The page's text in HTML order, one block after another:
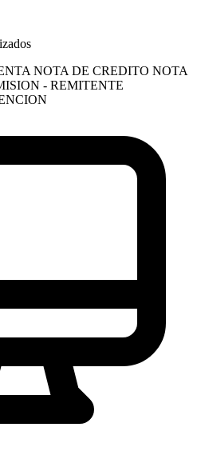
NOTA DE CREDITO NOTA
- REMITENTE